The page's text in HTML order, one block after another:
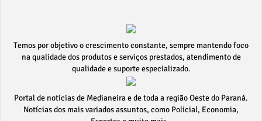
Temos por objetivo o crescimento constante, sempre mantendo foco
na qualidade dos produtos e serviços prestados, atendimento de
qualidade e suporte especializado.
Portal de notícias de Medianeira e de toda a região Oeste do Paraná.
Notícias dos mais variados assuntos, como Policial, Economia,